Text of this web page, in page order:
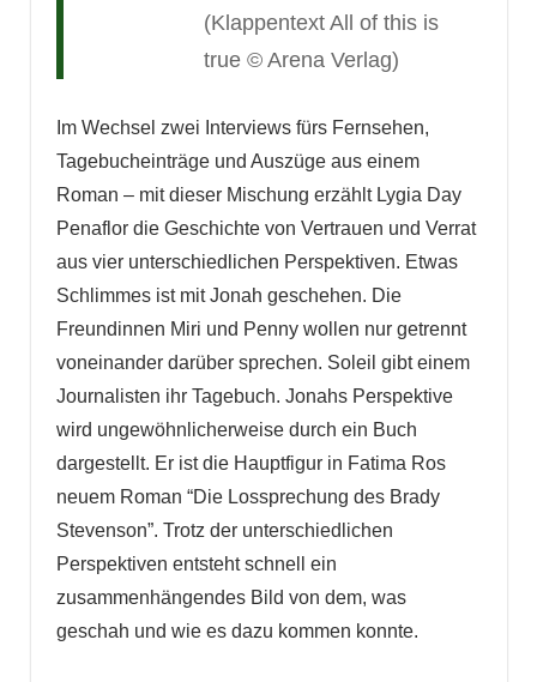
(Klappentext All of this is
true © Arena Verlag)
Im Wechsel zwei Interviews fürs Fernsehen,
Tagebucheinträge und Auszüge aus einem
Roman – mit dieser Mischung erzählt Lygia Day
Penaflor die Geschichte von Vertrauen und Verrat
aus vier unterschiedlichen Perspektiven. Etwas
Schlimmes ist mit Jonah geschehen. Die
Freundinnen Miri und Penny wollen nur getrennt
voneinander darüber sprechen. Soleil gibt einem
Journalisten ihr Tagebuch. Jonahs Perspektive
wird ungewöhnlicherweise durch ein Buch
dargestellt. Er ist die Hauptfigur in Fatima Ros
neuem Roman “Die Lossprechung des Brady
Stevenson”. Trotz der unterschiedlichen
Perspektiven entsteht schnell ein
zusammenhängendes Bild von dem, was
geschah und wie es dazu kommen konnte.